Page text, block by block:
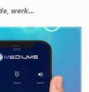
werk...